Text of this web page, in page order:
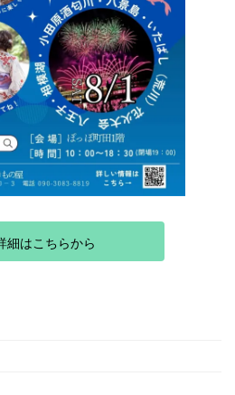
細はこちらから